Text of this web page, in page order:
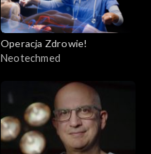
Operacja Zdrowie!
Neotechmed